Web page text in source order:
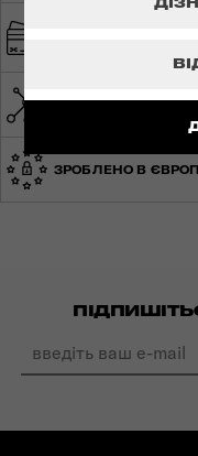
МЕРЕЖА
ЗРОБЛЕНО В